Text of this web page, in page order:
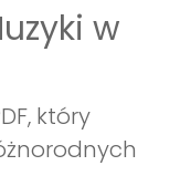
w
który